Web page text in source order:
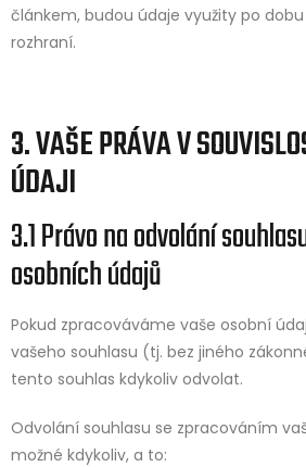
článkem, budou údaje využity po
rozhraní.
3. VAŠE PRÁVA V
ÚDAJI
3.1 Právo na odvolání
osobních údajů
Pokud zpracováváme vaše osobní
vašeho souhlasu (tj. bez jiného
tento souhlas kdykoliv odvolat.
Odvolání souhlasu se zpracováním
možné kdykoliv, a to: